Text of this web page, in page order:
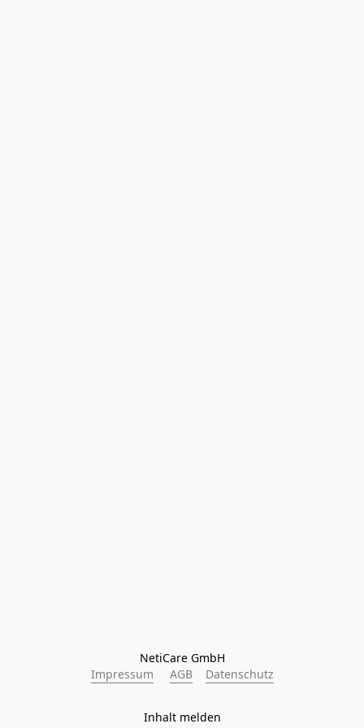
NetiCare GmbH
Impressum
AGB Datenschutz
Inhalt melden